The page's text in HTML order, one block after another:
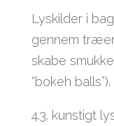
Lyskilder i
gennem
skabe
“bokeh balls”).
4.3. kunstigt